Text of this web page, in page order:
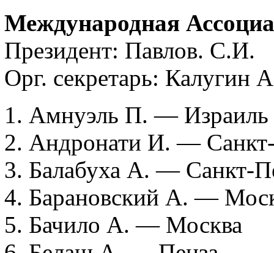
Международная
Президент: Павлов. С.И.
Орг. секретарь: Калугин
1. Амнуэль П. — Израиль
2. Андронати И. —
3. Балабуха А. — Санкт-
4. Барановский А. —
5. Бачило А. — Москва